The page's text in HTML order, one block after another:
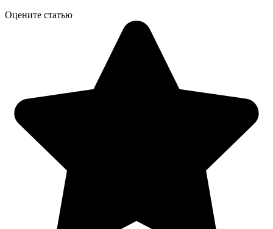
Оцените статью